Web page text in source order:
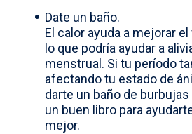
Date un baño.
El calor ayuda a mejorar
lo que podría ayudar a
menstrual. Si tu período
afectando tu estado de
darte un baño de
un buen libro para
mejor.